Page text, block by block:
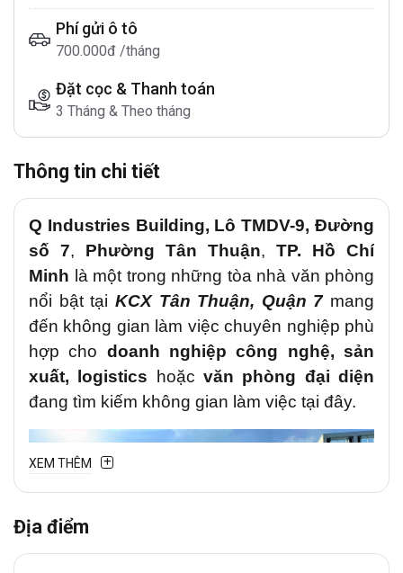
Phí gửi ô tô
700.000đ /tháng
Đặt cọc & Thanh toán
3 Tháng & Theo tháng
Thông tin chi tiết
Q Industries Building, Lô TMDV-9, Đường
số 7, Phường Tân Thuận, TP. Hồ Chí
Minh là một trong những tòa nhà văn phòng
nổi bật tại KCX Tân Thuận, Quận 7mang
đến không gian làm việc chuyên nghiệp phù
hợp cho doanh nghiệp công nghệ, sản
xuất, logistics hoặcvăn phòng đại diện
đang tìm kiếm không gian làm việc tại đây.
XEM THÊM
Địa điểm